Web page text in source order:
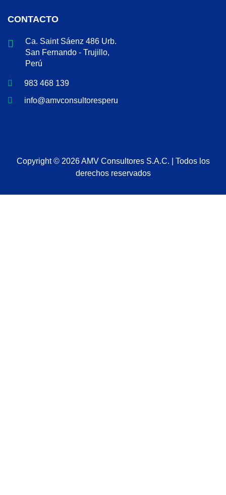
CONTACTO
Ca. Saint Sáenz 486 Urb.
San Fernando - Trujillo,
Perú
983 468 139
info@amvconsultoresperu.com
Copyright © 2026 AMV Consultores S.A.C. | Todos los
derechos reservados